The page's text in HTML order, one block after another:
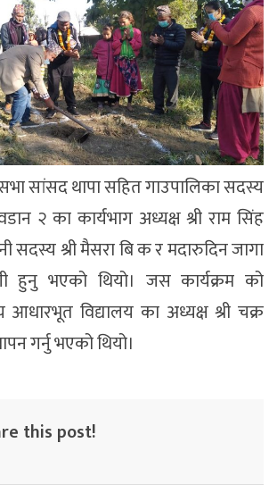
सभा सांसद थापा सहित गाउपालिका सदस्य
२ का कार्यभाग अध्यक्ष श्री राम सिंह
सदस्य श्री मैसरा बि क र मदारुदिन जागा
हुनु भएको थियो। जस कार्यक्रम को
आधारभूत विद्यालय का अध्यक्ष श्री चक्र
गर्नु भएको थियो।
this post!